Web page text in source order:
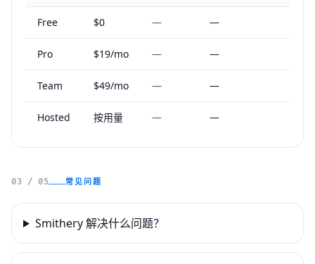
Free $0 — —
Pro $19/mo — —
Team $49/mo — —
Hosted 按用量 — —
03 / 05 常见问题
Smithery 解决什么问题？